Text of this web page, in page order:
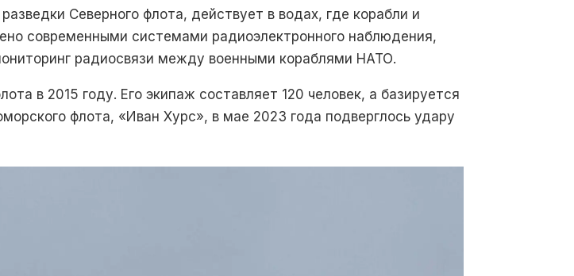
Северного флота, действует в водах, где корабли и
современными системами радиоэлектронного наблюдения,
радиосвязи между военными кораблями НАТО.
в 2015 году. Его экипаж составляет 120 человек, а базируется
флота, «Иван Хурс», в мае 2023 года подверглось удару